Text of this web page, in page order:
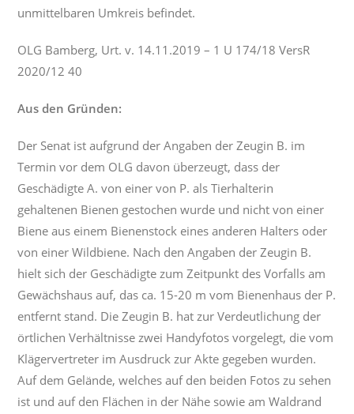
unmittelbaren Umkreis befindet.
OLG Bamberg, Urt. v. 14.11.2019 – 1 U 174/18 VersR
2020/12 40
Aus den Gründen:
Der Senat ist aufgrund der Angaben der Zeugin B. im
Termin vor dem OLG davon überzeugt, dass der
Geschädigte A. von einer von P. als Tierhalterin
gehaltenen Bienen gestochen wurde und nicht von einer
Biene aus einem Bienenstock eines anderen Halters oder
von einer Wildbiene. Nach den Angaben der Zeugin B.
hielt sich der Geschädigte zum Zeitpunkt des Vorfalls am
Gewächshaus auf, das ca. 15-20 m vom Bienenhaus der P.
entfernt stand. Die Zeugin B. hat zur Verdeutlichung der
örtlichen Verhältnisse zwei Handyfotos vorgelegt, die vom
Klägervertreter im Ausdruck zur Akte gegeben wurden.
Auf dem Gelände, welches auf den beiden Fotos zu sehen
ist und auf den Flächen in der Nähe sowie am Waldrand